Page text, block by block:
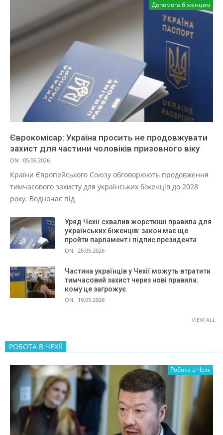
Допомога біженцям
Єврокомісар: Україна просить не продовжувати
захист для частини чоловіків призовного віку
ON: 05.06.2026
Країни Європейського Союзу обговорюють продовження
тимчасового захисту для українських біженців до 2028
року. Водночас під
Уряд Чехії схвалив жорсткіші правила для
українських біженців: закон має ще
пройти парламент і підпис президента
ON: 25.05.2026
Частина українців у Чехії можуть втратити
тимчасовий захист через нові правила:
кому це загрожує
ON: 19.05.2026
VIEW ALL
РОБОТА В ЧЕХІЇ
Робота в Чехії